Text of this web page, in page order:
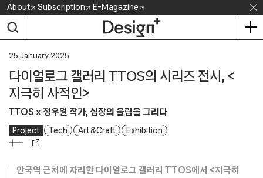
Skip
content
About Subscription E-Magazine
25 January 2025
다이얼로그 갤러리 TTOS의 시리즈 전시, <
지극히 사적인>
TTOS x 정우원 작가, 심장의 울림을 그리다
Project Tech Art & Craft Exhibition
안국역 근처에 자리한 다이얼로그 갤러리 TTOS에서 <지극히